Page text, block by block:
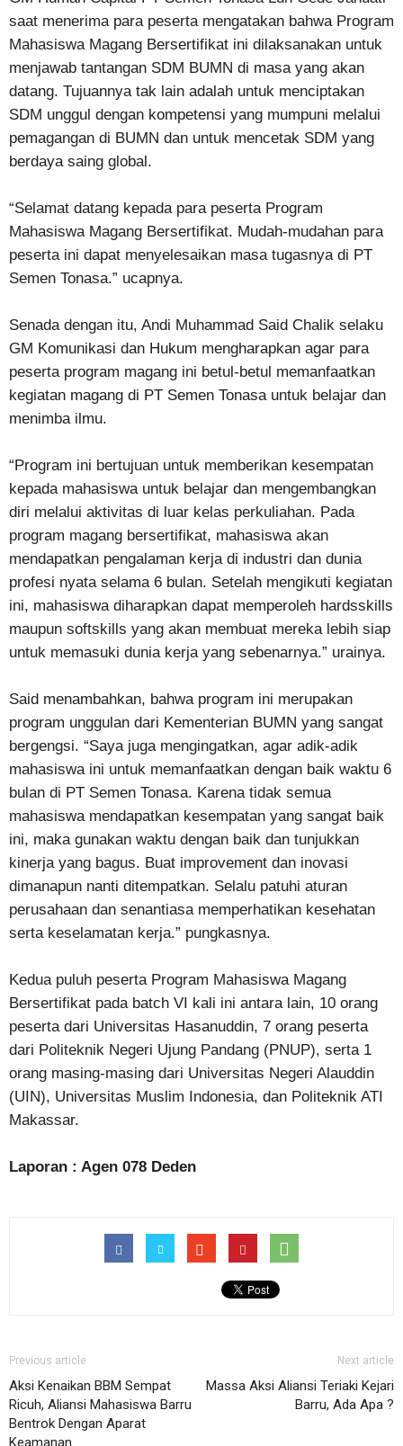
saat menerima para peserta mengatakan bahwa Program
Mahasiswa Magang Bersertifikat ini dilaksanakan untuk
menjawab tantangan SDM BUMN di masa yang akan
datang. Tujuannya tak lain adalah untuk menciptakan
SDM unggul dengan kompetensi yang mumpuni melalui
pemagangan di BUMN dan untuk mencetak SDM yang
berdaya saing global.
“Selamat datang kepada para peserta Program
Mahasiswa Magang Bersertifikat. Mudah-mudahan para
peserta ini dapat menyelesaikan masa tugasnya di PT
Semen Tonasa.” ucapnya.
Senada dengan itu, Andi Muhammad Said Chalik selaku
GM Komunikasi dan Hukum mengharapkan agar para
peserta program magang ini betul-betul memanfaatkan
kegiatan magang di PT Semen Tonasa untuk belajar dan
menimba ilmu.
“Program ini bertujuan untuk memberikan kesempatan
kepada mahasiswa untuk belajar dan mengembangkan
diri melalui aktivitas di luar kelas perkuliahan. Pada
program magang bersertifikat, mahasiswa akan
mendapatkan pengalaman kerja di industri dan dunia
profesi nyata selama 6 bulan. Setelah mengikuti kegiatan
ini, mahasiswa diharapkan dapat memperoleh hardsskills
maupun softskills yang akan membuat mereka lebih siap
untuk memasuki dunia kerja yang sebenarnya.” urainya.
Said menambahkan, bahwa program ini merupakan
program unggulan dari Kementerian BUMN yang sangat
bergengsi. “Saya juga mengingatkan, agar adik-adik
mahasiswa ini untuk memanfaatkan dengan baik waktu 6
bulan di PT Semen Tonasa. Karena tidak semua
mahasiswa mendapatkan kesempatan yang sangat baik
ini, maka gunakan waktu dengan baik dan tunjukkan
kinerja yang bagus. Buat improvement dan inovasi
dimanapun nanti ditempatkan. Selalu patuhi aturan
perusahaan dan senantiasa memperhatikan kesehatan
serta keselamatan kerja.” pungkasnya.
Kedua puluh peserta Program Mahasiswa Magang
Bersertifikat pada batch VI kali ini antara lain, 10 orang
peserta dari Universitas Hasanuddin, 7 orang peserta
dari Politeknik Negeri Ujung Pandang (PNUP), serta 1
orang masing-masing dari Universitas Negeri Alauddin
(UIN), Universitas Muslim Indonesia, dan Politeknik ATI
Makassar.
Laporan : Agen 078 Deden
Previous article
Aksi Kenaikan BBM Sempat
Ricuh, Aliansi Mahasiswa Barru
Bentrok Dengan Aparat
Keamanan
Next article
Massa Aksi Aliansi Teriaki Kejari
Barru, Ada Apa ?